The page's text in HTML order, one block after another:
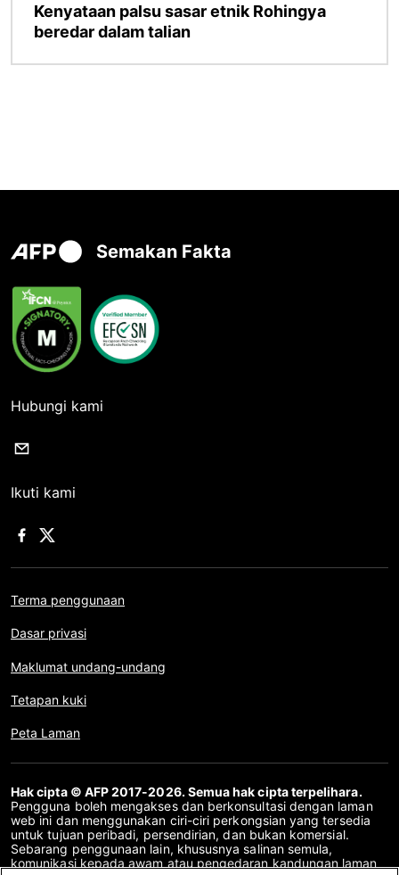
Kenyataan palsu sasar etnik Rohingya
beredar dalam talian
Semakan Fakta
Hubungi kami
Ikuti kami
Terma penggunaan
Dasar privasi
Maklumat undang-undang
Tetapan kuki
Peta Laman
Hak cipta © AFP 2017-2026. Semua hak cipta terpelihara.
Pengguna boleh mengakses dan berkonsultasi dengan laman
web ini dan menggunakan ciri-ciri perkongsian yang tersedia
untuk tujuan peribadi, persendirian, dan bukan komersial.
Sebarang penggunaan lain, khususnya salinan semula,
komunikasi kepada awam atau pengedaran kandungan laman